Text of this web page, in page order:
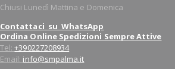
Chiusi Lunedì Mattina e Domenica
Contattaci su WhatsApp
Ordina Online Spedizioni Sempre Attive
Tel:+390227208934
Email: info@smpalma.it